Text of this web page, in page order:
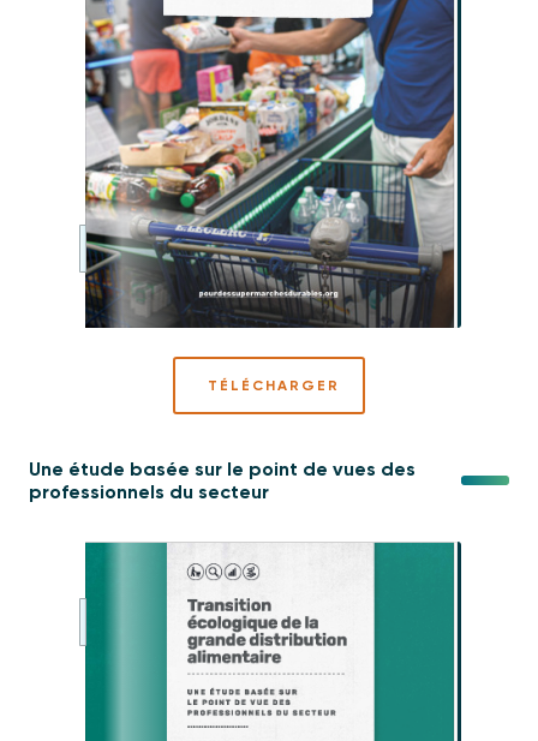
TÉLÉCHARGER
Une étude basée sur le point de vues des
professionnels du secteur